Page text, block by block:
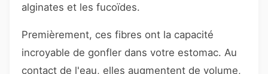
alginates et les fucoïdes.
Premièrement, ces fibres ont la capacité
incroyable de gonfler dans votre estomac. Au
contact de l'eau, elles augmentent de volume,